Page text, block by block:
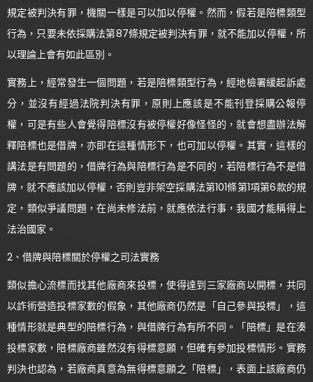
規定被判決有罪，機關一樣是可以加以停權。然而，假若是陪標類型
行為，只要未依採購法第87條規定被判決有罪，就不能加以停權，所
以理論上會有如此區別。
實務上，經常發生一個問題，若是陪標類型行為，經地檢署緩起訴處
分，並沒有經過法院判決有罪，原則上應該是不能刊登採購公報停
權，可是有些人會覺得陪標沒有被停權好像怪怪的，就會想盡辦法解
釋陪標也是借牌，亦即在這種情形下，也可加以停權。其實，這樣的
講法是有問題的，借牌行為與陪標行為是不同的，若陪標行為不是借
牌，就不應該加以停權，否則豈非架空採購法第101條第1項第6款的規
定，類似爭議問題，在尚未修法前，就應依法行事，我國才能稱得上
法治國家。
2、借牌與陪標關於停權之司法實務
類似擔心流標而找其他廠商來投標，使得達到三家廠商以開標，共同
以詐術營造投標家數的假象，其他廠商仍然是「自己參與投標」，這
種情形就是典型的陪標行為，與借牌行為有所不同。「陪標」是在湊
投標家數，陪標廠商雖然沒有得標意願，但確有參加投標情形。實務
判決也認為，若廠商真意為無得標意願之「陪標」，表面上該廠商仍